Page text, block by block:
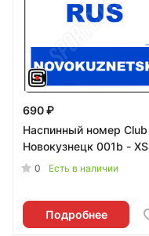
690 ₽
Наспинный номер Club
Новокузнецк 001b - XS
0 Есть в наличии
Подробнее